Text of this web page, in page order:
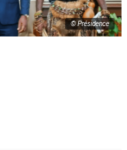
© Présidence